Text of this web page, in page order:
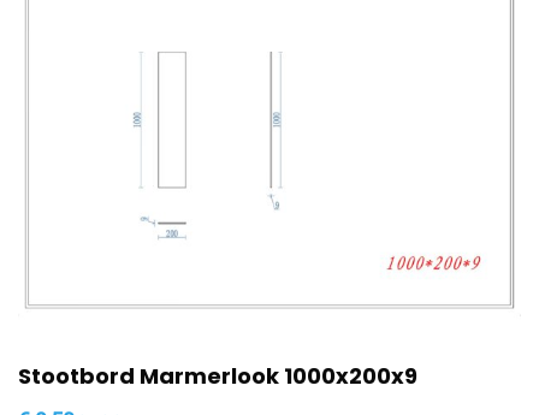
Stootbord Marmerlook 1000x200x9